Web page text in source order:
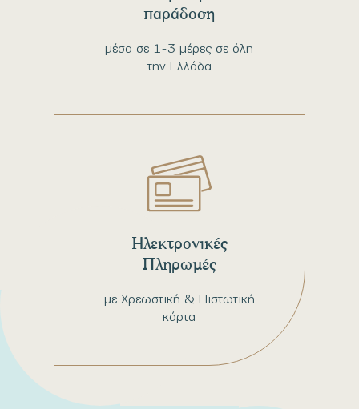
μέσα σε 1-3 μέρες σε όλη
την Ελλάδα
παράδοση
με Χρεωστική & Πιστωτική
κάρτα
Ηλεκτρονικές
Πληρωμές